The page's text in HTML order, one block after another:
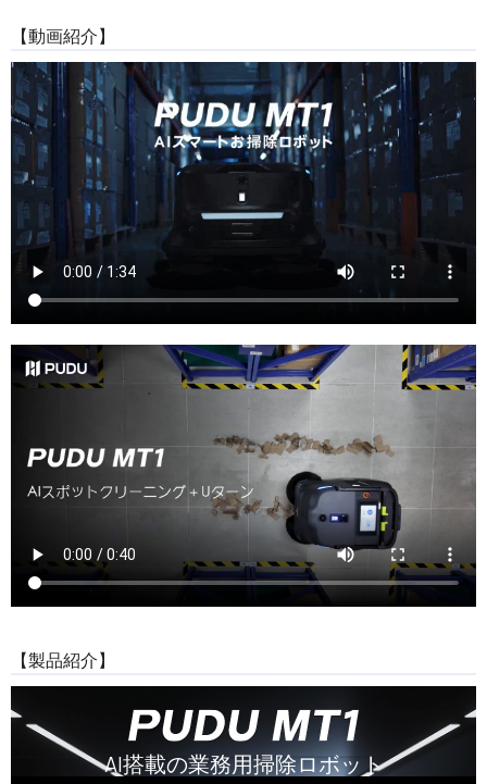
SEKIDO
コーポレートサイト
SEKIDO 会社概要
【動画紹介】
【製品紹介】
AI搭載の業務用掃除ロボット